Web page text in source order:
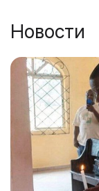
Новости